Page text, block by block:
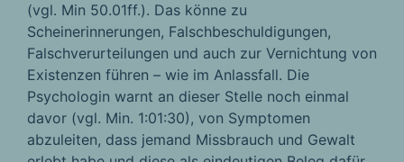
(vgl. Min 50.01ff.). Das könne zu
Scheinerinnerungen, Falschbeschuldigungen,
Falschverurteilungen und auch zur Vernichtung von
Existenzen führen – wie im Anlassfall. Die
Psychologin warnt an dieser Stelle noch einmal
davor (vgl. Min. 1:01:30), von Symptomen
abzuleiten, dass jemand Missbrauch und Gewalt